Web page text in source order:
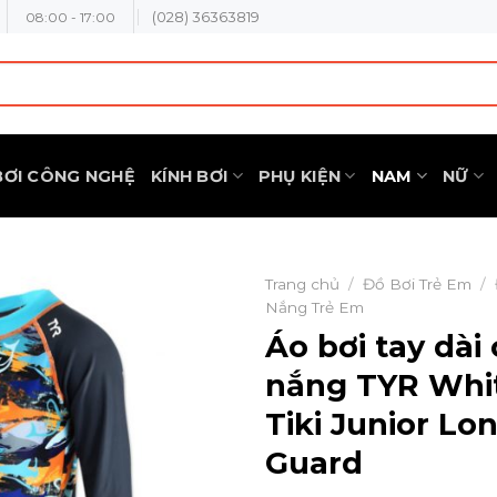
08:00 - 17:00 (028) 36363819
CÔNG NGHỆ KÍNH BƠI PHỤ KIỆN NAM NỮ
Trang chủ / Đồ Bơi Trẻ Em /
Nắng Trẻ Em
Áo bơi tay dài
nắng TYR
Tiki Junior
Guard